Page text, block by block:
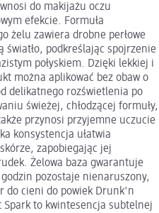
do makijażu oczu
efekcie. Formuła
żelu zawiera drobne perłowe
podkreślając spojrzenie
połyskiem. Dzięki lekkiej i
można aplikować bez obaw o
delikatnego rozświetlenia po
świeżej, chłodzącej formuły,
przynosi przyjemne uczucie
konsystencja ułatwia
zapobiegając jej
Żelowa baza gwarantuje
pozostaje nienaruszony,
do cieni do powiek Drunk'n
Spark to kwintesencja subtelnej